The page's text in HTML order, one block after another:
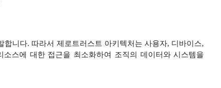
니다. 따라서 제로트러스트 아키텍처는 사용자, 디바이스,
스에 대한 접근을 최소화하여 조직의 데이터와 시스템을